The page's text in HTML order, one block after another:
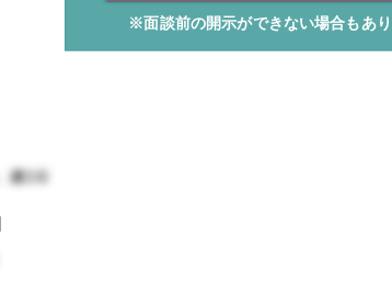
※面談前の開示ができない場合もあり